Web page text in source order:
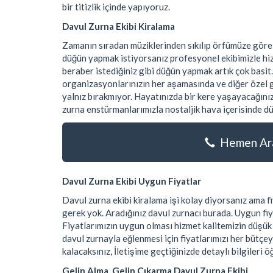
bir titizlik içinde yapıyoruz.
Davul Zurna Ekibi Kiralama
Zamanın sıradan müziklerinden sıkılıp örfümüze
düğün yapmak istiyorsanız profesyonel ekibimizle
beraber istediğiniz gibi düğün yapmak artık çok
organizasyonlarınızın her aşamasında ve diğer
yalnız bırakmıyor. Hayatınızda bir kere
zurna enstürmanlarımızla nostaljik hava içerisinde
Hemen
Davul Zurna Ekibi Uygun Fiyatlar
Davul zurna ekibi kiralama işi kolay diyorsanız ama
gerek yok. Aradığınız davul zurnacı burada. Uygun
Fiyatlarımızın uygun olması hizmet kalitemizin
davul zurnayla eğlenmesi için fiyatlarımızı her
kalacaksınız, İletişime geçtiğinizde detaylı bilgileri
Gelin Alma, Gelin Çıkarma Davul Zurna Ekibi